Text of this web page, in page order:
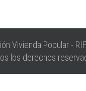
Vivienda Popular -
los derechos